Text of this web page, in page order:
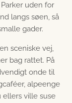
uden for
langs søen, så
gader.
sceniske vej,
bag rattet. På
onde til
alpeenge
ellers ville suse